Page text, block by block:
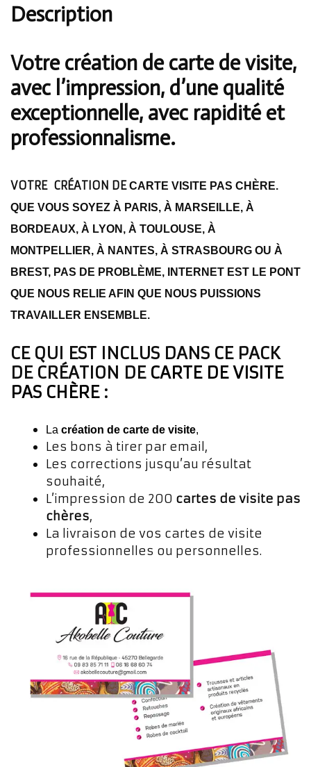
Description
Votre création de carte de visite,
avec l’impression, d’une qualité
exceptionnelle, avec rapidité et
professionnalisme.
VOTRE CRÉATION DECARTE VISITE PAS CHÈRE.
QUE VOUS SOYEZ À PARIS, À MARSEILLE, À
BORDEAUX, À LYON, À TOULOUSE, À
MONTPELLIER, À NANTES, À STRASBOURG OU À
BREST, PAS DE PROBLÈME, INTERNET EST LE PONT
QUE NOUS RELIE AFIN QUE NOUS PUISSIONS
TRAVAILLER ENSEMBLE.
CE QUI EST INCLUS DANS CE PACK
DE CRÉATION DE CARTE DE VISITE
PAS CHÈRE:
La création de carte de visite,
Les bons à tirer par email,
Les corrections jusqu’au résultat
souhaité,
L’impression de 200 cartes de visite pas
chères,
La livraison de vos cartes de visite
professionnelles ou personnelles.